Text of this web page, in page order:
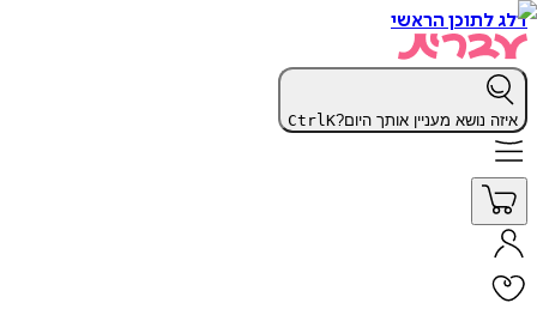
דלג לתוכן הראשי
איזה נושא מעניין אותך היום? CtrlK